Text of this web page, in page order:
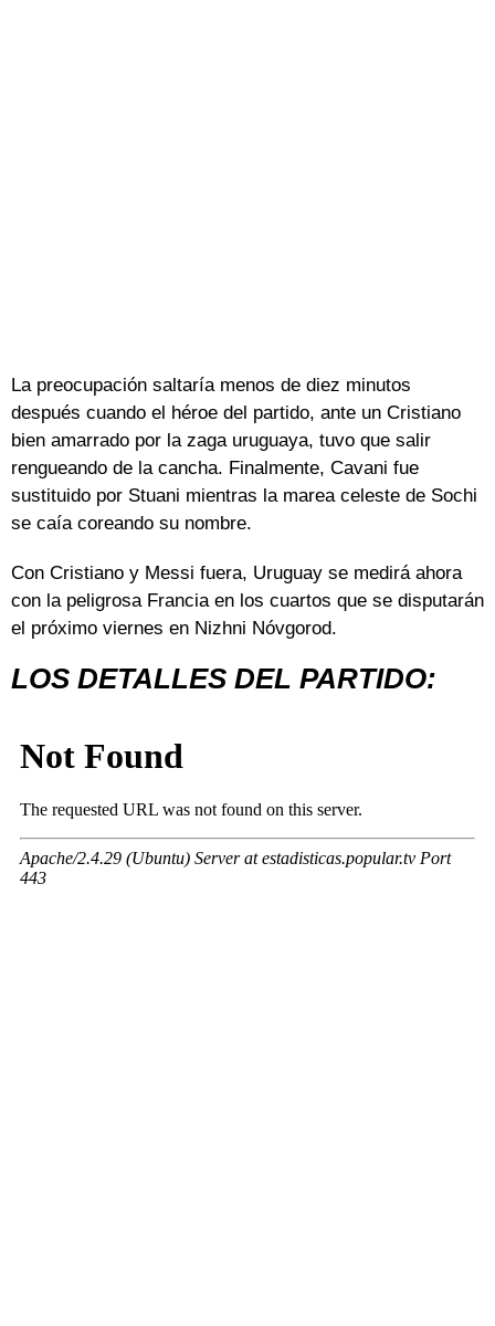
La preocupación saltaría menos de diez minutos
después cuando el héroe del partido, ante un Cristiano
bien amarrado por la zaga uruguaya, tuvo que salir
rengueando de la cancha. Finalmente, Cavani fue
sustituido por Stuani mientras la marea celeste de Sochi
se caía coreando su nombre.
Con Cristiano y Messi fuera, Uruguay se medirá ahora
con la peligrosa Francia en los cuartos que se disputarán
el próximo viernes en Nizhni Nóvgorod.
LOS DETALLES DEL PARTIDO: